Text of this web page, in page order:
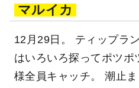
マルイカ
12月29日。 ティップラ
はいろいろ探ってポツポ
様全員キャッチ。 潮止